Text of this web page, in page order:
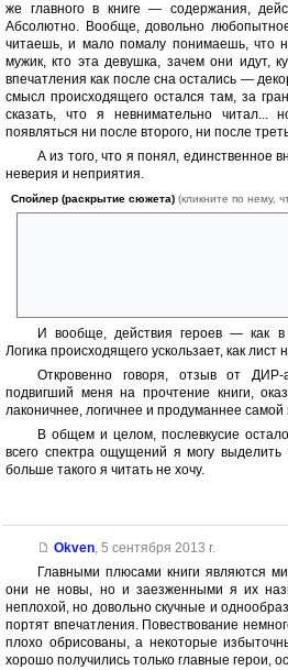
же главного в книге — содержания,
Абсолютно. Вообще, довольно
читаешь, и мало помалу понимаешь, что
мужик, кто эта девушка, зачем они идут,
впечатления как после сна остались —
смысл происходящего остался там, за
сказать, что я невнимательно
появляться ни после второго, ни после
А из того, что я понял,
неверия и неприятия.
Спойлер (раскрытие сюжета) (кликните по нему,
И вообще, действия героев — как в
Логика происходящего ускользает, как лист
Откровенно говоря, отзыв от
подвигший меня на прочтение книги,
лаконичнее, логичнее и продуманнее самой
В общем и целом, послевкусие
всего спектра ощущений я могу
больше такого я читать не хочу.
Okven, 5 сентября 2013 г.
Главными плюсами книги являются
они не новы, но и заезженными я их
неплохой, но довольно скучные и
портят впечатления. Повествование
плохо обрисованы, а некоторые
хорошо получились только главные герои,